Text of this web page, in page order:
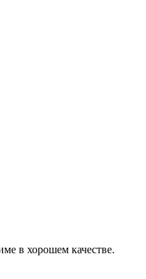
в хорошем качестве.